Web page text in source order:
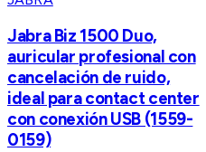
Jabra Biz 1500 Duo,
auricular profesional con
cancelación de ruido,
ideal para contact center
con conexión USB (1559-
0159)